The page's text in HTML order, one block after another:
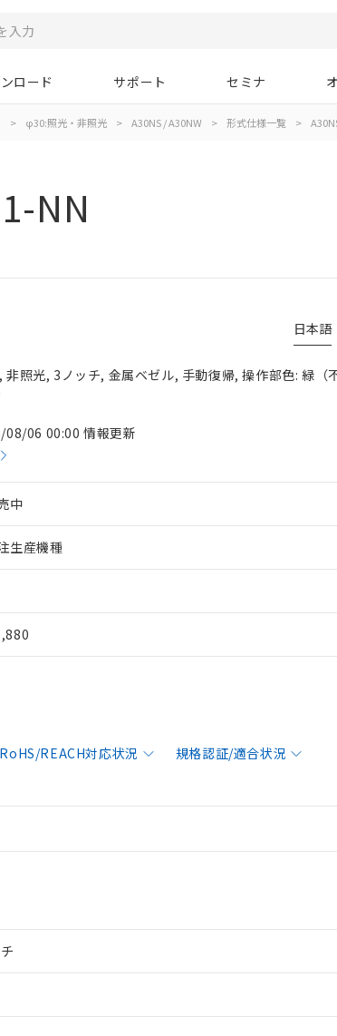
ロード サポート セミナ
> φ30:照光・非照光 > A30NS / A30NW > 形式仕様一覧 >
NN
日本語
照光, 3ノッチ, 金属ベゼル, 手動復帰, 操作部色: 緑（
08/06 00:00 情報更新
中
生産機種
RoHS/REACH対応状況 規格認証/適合状況